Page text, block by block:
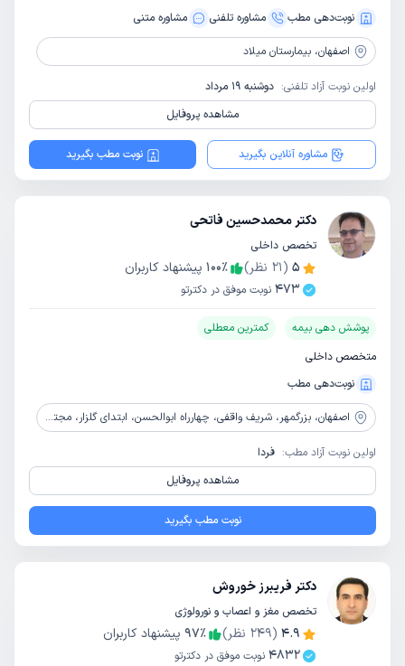
نوبت‌دهی مطب
مشاوره‌ تلفنی مشاوره‌ متنی
اصفهان، بیمارستان میلاد
اولین نوبت آزاد تلفنی: دوشنبه 19 مرداد
مشاهده پروفایل
مشاوره آنلاین بگیرید نوبت مطب بگیرید
دکتر محمدحسین فاتحی
تخصص داخلی
5
(
21 نظر) 100٪
پیشنهاد کاربران
473 نوبت موفق در دکترتو
پوشش دهی بیمه
کمترین معطلی
متخصص داخلی
نوبت‌دهی مطب
اصفهان، بزرگمهر، شریف واقفی، چهارراه ابوالحسن، ابتدای گلزار، مجتمع پزشکی پاراتیکا، طبقه 3 واحد 10
اولین نوبت آزاد مطب: فردا
مشاهده پروفایل
نوبت مطب بگیرید
دکتر فریبرز خوروش
تخصص مغز و اعصاب و نورولوژی
4.9
(
249 نظر) 97٪
پیشنهاد کاربران
4832 نوبت موفق در دکترتو